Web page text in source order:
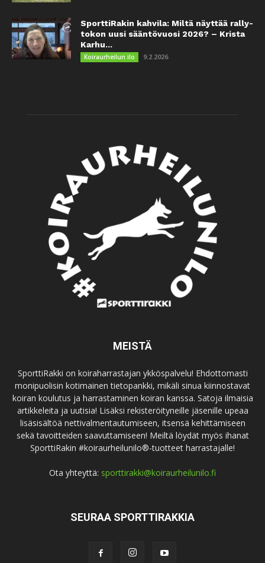
SporttiRakin kahvila: Miltä näyttää rally-
tokon uusi sääntövuosi 2026? – Krista
Karhu...
Koiraurheilun ilo 9.2.2026
MEISTÄ
SporttiRakki on koiraharrastajan ykköspalvelu! Ehdottomasti
monipuolisin kotimainen tietopankki, mikäli sinua kiinnostavat
koiran koulutus ja harrastaminen koiran kanssa. Satoja ilmaisia
artikkeleita ja uutisia! Lisäksi rekisteröityneille jäsenille upeaa
lisäsisältöä nettivalmentautumiseen, itsensä kehittämiseen
sekä tavoitteiden saavuttamiseen! Meiltä löydät myös ihanat
SporttiRakin #koiraurheilunilo®-tuotteet harrastajalle!
Ota yhteyttä: sporttirakki@koiraurheilunilo.fi
SEURAA SPORTTIRAKKIA